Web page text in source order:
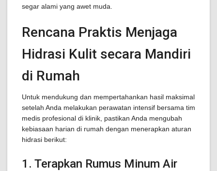
segar alami yang awet muda.
Rencana Praktis Menjaga
Hidrasi Kulit secara Mandiri
di Rumah
Untuk mendukung dan mempertahankan hasil maksimal
setelah Anda melakukan perawatan intensif bersama tim
medis profesional di klinik, pastikan Anda mengubah
kebiasaan harian di rumah dengan menerapkan aturan
hidrasi berikut:
1. Terapkan Rumus Minum Air